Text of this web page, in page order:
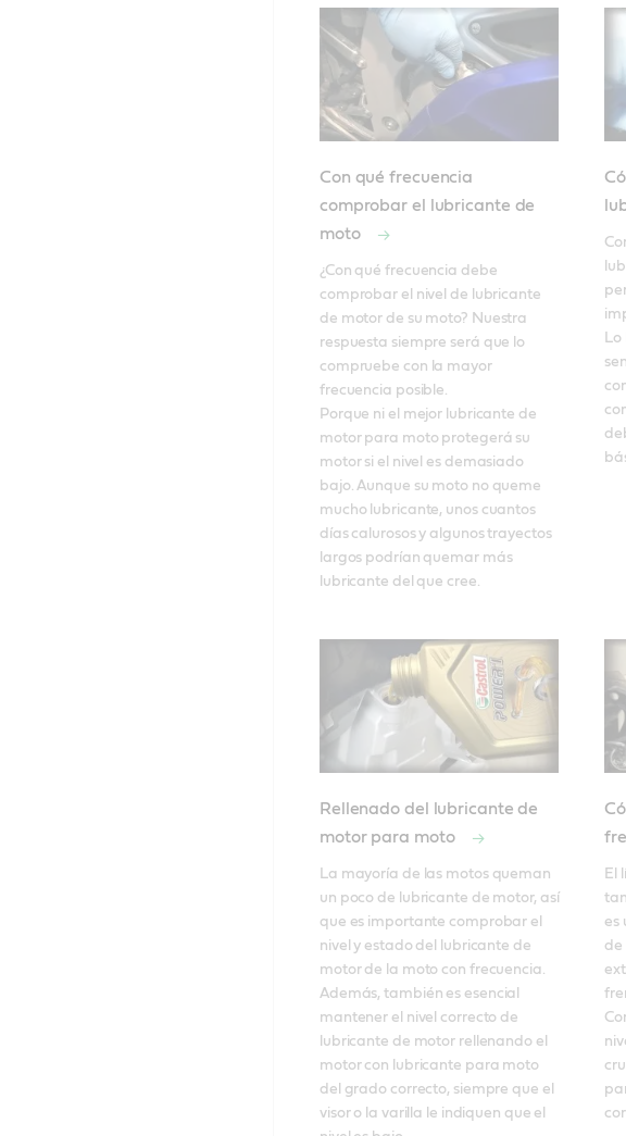
Con qué frecuencia
comprobar el lubricante de
moto
¿Con qué frecuencia debe
comprobar el nivel de lubricante
de motor de su moto? Nuestra
respuesta siempre será que lo
compruebe con la mayor
frecuencia posible.
Porque ni el mejor lubricante de
motor para moto protegerá su
motor si el nivel es demasiado
bajo. Aunque su moto no queme
mucho lubricante, unos cuantos
días calurosos y algunos trayectos
largos podrían quemar más
lubricante del que cree.
Rellenado del lubricante de
motor para moto
La mayoría de las motos queman
un poco de lubricante de motor, así
que es importante comprobar el
nivel y estado del lubricante de
motor de la moto con frecuencia.
Además, también es esencial
mantener el nivel correcto de
lubricante de motor rellenando el
motor con lubricante para moto
del grado correcto, siempre que el
visor o la varilla le indiquen que el
El
es
de